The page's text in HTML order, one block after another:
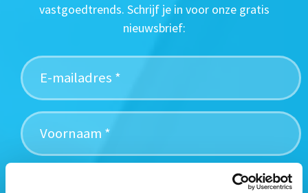
vastgoedtrends. Schrijf je in voor onze gratis
nieuwsbrief: